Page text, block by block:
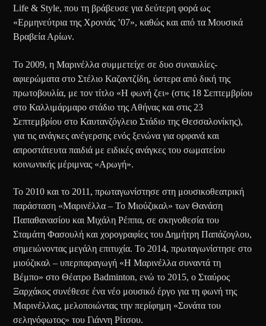
Life & Style, που τη βράβευσε για δεύτερη φορά ως
«Ερμηνεύτρια της Χρονιάς ’07», καθώς και από τα Μουσικά
Βραβεία Αρίων.
Το 2009, η Μαρινέλλα συμμετείχε σε δυο συναυλίες-
αφιερώματα στο Στέλιο Καζαντζίδη, ύστερα από δική της
πρωτοβουλία, με τον τίτλο «Η φωνή ζει» (στις 18 Σεπτεμβρίου
στο Καλλιμάρμαρο στάδιο της Αθήνας και στις 23
Σεπτεμβρίου στο Καυτανζόγλειο Στάδιο της Θεσσαλονίκης),
για τις ανάγκες ανέγερσης ενός ξενώνα για ορφανά και
απροστάτευτα παιδιά με ειδικές ανάγκες του σωματείου
κοινωνικής μέριμνας «Αρωγή».
Το 2010 και το 2011, πρωταγωνίστησε στη μουσικοθεατρική
παράσταση «Μαρινέλλα – Το Μιούζικαλ» των Θανάση
Παπαθανασίου και Μιχάλη Ρέππα, σε σκηνοθεσία του
Σταμάτη Φασουλή και χορογραφίες του Δημήτρη Παπάζογλου,
σημειώνοντας μεγάλη επιτυχία. Το 2014, πρωταγωνίστησε στο
μιούζικαλ – υπερπαραγωγή «Η Μαρινέλλα συναντά τη
Βέμπο» στο Θέατρο Badminton, ενώ το 2015, ο Σταύρος
Ξαρχάκος συνέθεσε ένα νέο μουσικό έργο για τη φωνή της
Μαρινέλλας, μελοποιώντας την περίφημη «Σονάτα του
σεληνόφωτος» του Γιάννη Ρίτσου.